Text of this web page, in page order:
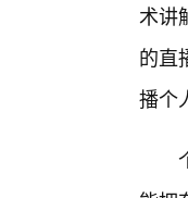
术讲
的直
播个